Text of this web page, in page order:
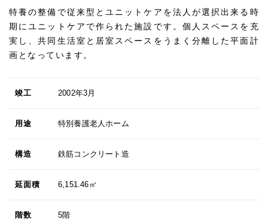
特養の整備で従来型とユニットケアを法人が選択出来る時
期にユニットケアで作られた施設です。個人スペースを充
実し、共同生活室と居室スペースをうまく分離した平面計
画となっています。
竣工 2002年3月
用途 特別養護老人ホーム
構造 鉄筋コンクリート造
延面積 6,151.46㎡
階数 5階